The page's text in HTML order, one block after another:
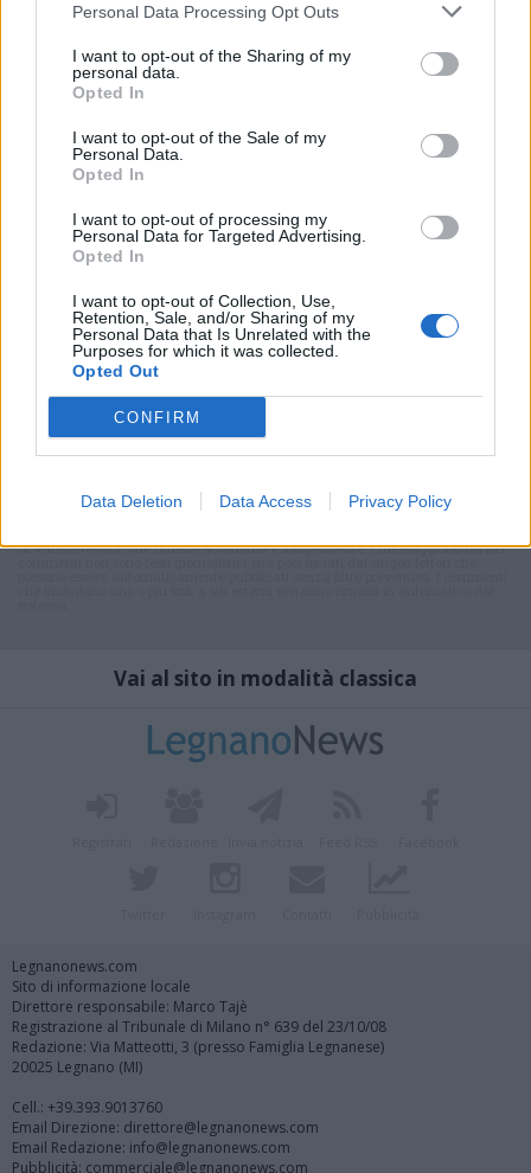
Personal Data Processing Opt Outs
I want to opt-out of the Sharing of my
personal data.
Opted In
I want to opt-out of the Sale of my
Personal Data.
Opted In
I want to opt-out of processing my
Personal Data for Targeted Advertising.
Opted In
I want to opt-out of Collection, Use,
Retention, Sale, and/or Sharing of my
Personal Data that Is Unrelated with the
Purposes for which it was collected.
Opted Out
CONFIRM
Data Deletion Data Access Privacy Policy
Commenti
di VareseNews.it, che rimane autonoma e indipendente. I messaggi inclusi nei
Vai al sito in modalità classica
Legnanonews.com
Sito di informazione locale
Direttore responsabile: Marco Tajè
Registrazione al Tribunale di Milano n° 639 del 23/10/08
Redazione: Via Matteotti, 3 (presso Famiglia Legnanese)
20025 Legnano (MI)
Cell.: +39.393.9013760
Email Direzione: direttore@legnanonews.com
Email Redazione: info@legnanonews.com
Pubblicità: commerciale@legnanonews.com